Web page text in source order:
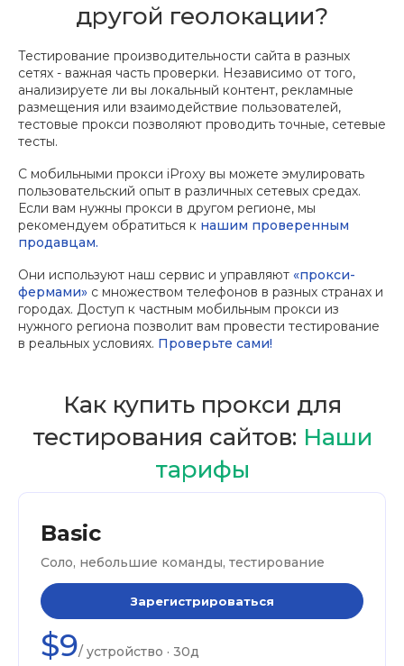
другой геолокации?
Тестирование производительности сайта в разных
сетях - важная часть проверки. Независимо от того,
анализируете ли вы локальный контент, рекламные
размещения или взаимодействие пользователей,
тестовые прокси позволяют проводить точные, сетевые
тесты.
С мобильными прокси iProxy вы можете эмулировать
пользовательский опыт в различных сетевых средах.
Если вам нужны прокси в другом регионе, мы
рекомендуем обратиться к нашим проверенным
продавцам.
Они используют наш сервис и управляют «прокси-
фермами» с множеством телефонов в разных странах и
городах. Доступ к частным мобильным прокси из
нужного региона позволит вам провести тестирование
в реальных условиях. Проверьте сами!
Как купить прокси для
тестирования сайтов: Наши
тарифы
Basic
Соло, небольшие команды, тестирование
Зарегистрироваться
$9/ устройство · 30д